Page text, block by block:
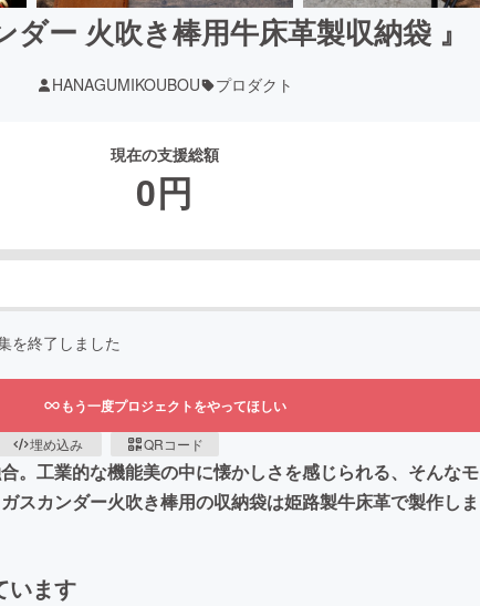
ダー 火吹き棒用牛床革製収納袋 』
HANAGUMIKOUBOU プロダクト
現在の支援総額
0円
を終了しました
もう一度プロジェクトをやってほしい
埋め込み QRコード
。工業的な機能美の中に懐かしさを感じられる、そんな
カンダー火吹き棒用の収納袋は姫路製牛床革で製作しま
います